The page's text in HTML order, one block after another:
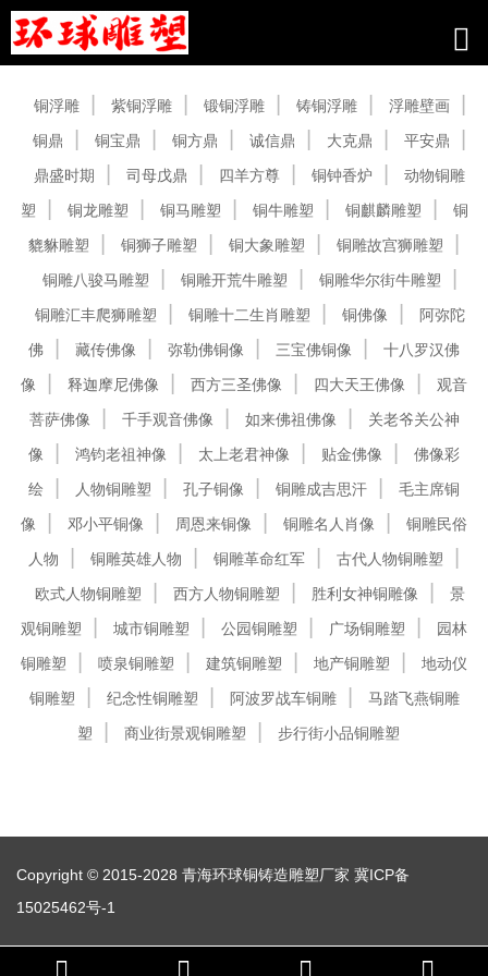
铜浮雕 紫铜浮雕 锻铜浮雕 铸铜浮雕
浮雕壁画
铜鼎
铜宝鼎 铜方鼎 诚信鼎 大克鼎
平安鼎
鼎盛时期
司母戊鼎 四羊方尊 铜钟香炉
动物铜雕
塑
铜龙雕塑 铜马雕塑 铜牛雕塑 铜麒麟雕塑
铜
貔貅雕塑
铜狮子雕塑 铜大象雕塑
铜雕故宫狮雕塑
铜雕八骏马雕塑
铜雕开荒牛雕塑
铜雕华尔街牛雕塑
铜雕汇丰爬狮雕塑
铜雕十二生肖雕塑 铜佛像
阿弥陀
佛
藏传佛像 弥勒佛铜像 三宝佛铜像
十八罗汉佛
像
释迦摩尼佛像 西方三圣佛像 四大天王佛像
观音
菩萨佛像
千手观音佛像 如来佛祖佛像
关老爷关公神
像
鸿钧老祖神像 太上老君神像 贴金佛像
佛像彩
绘
人物铜雕塑 孔子铜像 铜雕成吉思汗
毛主席铜
像
邓小平铜像 周恩来铜像 铜雕名人肖像
铜雕民俗
人物
铜雕英雄人物 铜雕革命红军
古代人物铜雕塑
欧式人物铜雕塑
西方人物铜雕塑 胜利女神铜雕像
景
观铜雕塑
城市铜雕塑 公园铜雕塑 广场铜雕塑
园林
铜雕塑
喷泉铜雕塑 建筑铜雕塑 地产铜雕塑
地动仪
铜雕塑
纪念性铜雕塑 阿波罗战车铜雕
马踏飞燕铜雕
塑
商业街景观铜雕塑 步行街小品铜雕塑
Copyright © 2015-2028 青海环球铜铸造雕塑厂家 冀ICP备
15025462号-1